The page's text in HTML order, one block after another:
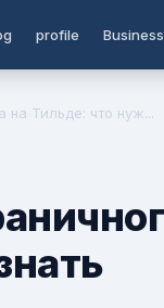
profile
на Тильде: что нуж...